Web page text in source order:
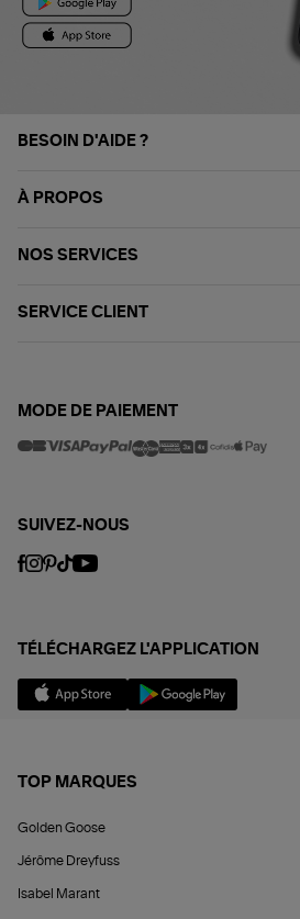
BESOIN D'AIDE ?
À PROPOS
NOS SERVICES
SERVICE CLIENT
MODE DE PAIEMENT
SUIVEZ-NOUS
TÉLÉCHARGEZ L'APPLICATION
TOP MARQUES
Golden Goose
Jérôme Dreyfuss
Isabel Marant